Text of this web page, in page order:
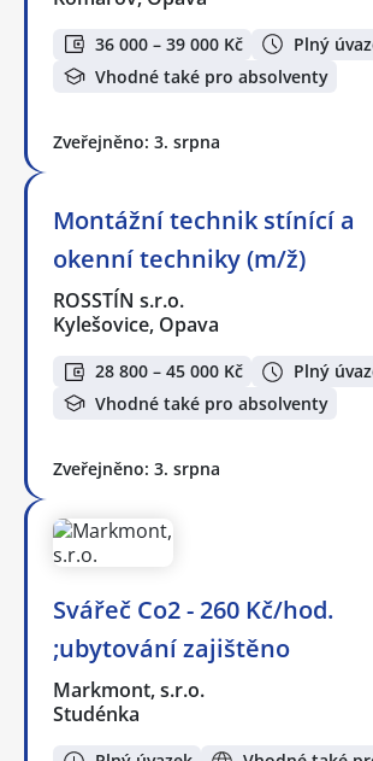
36 000 – 39 000 Kč
Plný
Vhodné také pro absolventy
Zveřejněno: 3. srpna
Montážní technik stínící a
okenní techniky (m/ž)
ROSSTÍN s.r.o.
Kylešovice, Opava
28 800 – 45 000 Kč
Plný
Vhodné také pro absolventy
Zveřejněno: 3. srpna
Svářeč Co2 - 260 Kč/hod.
;ubytování zajištěno
Markmont, s.r.o.
Studénka